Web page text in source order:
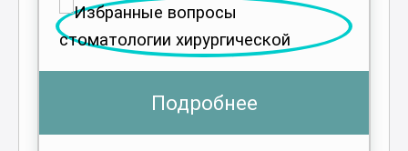
Подробнее